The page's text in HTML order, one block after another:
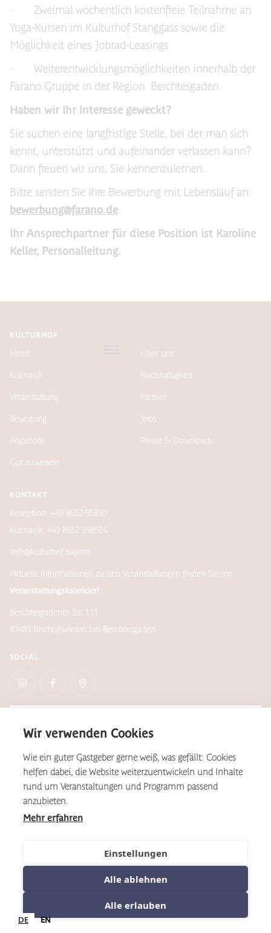
Wir verwenden Cookies
Wie ein guter Gastgeber gerne weiß, was gefällt: Cookies
helfen dabei, die Website weiterzuentwickeln und Inhalte
rund um Veranstaltungen und Programm passend
anzubieten.
Mehr erfahren
Einstellungen
Alle ablehnen
Alle erlauben
· Zweimal wöchentlich kostenfreie Teilnahme an
Yoga-Kursen im Kulturhof Stanggass sowie die
Möglichkeit eines Jobrad-Leasings
· Weiterentwicklungsmöglichkeiten innerhalb der
Farano Gruppe in der Region Berchtesgaden.
Haben wir Ihr Interesse geweckt?
Sie suchen eine langfristige Stelle, bei der man sich
kennt, unterstützt und aufeinander verlassen kann?
Dann freuen wir uns, Sie kennenzulernen.
Bitte senden Sie Ihre Bewerbung mit Lebenslauf an:
bewerbung@farano.de
Ihr Ansprechpartner für diese Position ist Karoline
Keller, Personalleitung.
KULTURHOF
Hotel
Kulinarik
Veranstaltung
Bewegung
Angebote
Gut zu wissen
Über uns
Nachhaltigkeit
Partner
Jobs
Presse & Downloads
KONTAKT
Rezeption: +49 8652 95850
Kulinarik: +49 8652 958524
info@kulturhof.bayern
Aktuelle Informationen zu den Veranstaltungen finden Sie im
Veranstaltungskalender!
Berchtesgadener Str. 111
83483 Bischofswiesen bei Berchtesgaden
SOCIAL
*Aus Gründen der Lesbarkeit wird auf dieser Website das
geschlechtsneutral zu verstehende, generische Maskulinum als
Formulierungsvariante verwendet. Dies gilt im Sinne der
Gleichbehandlung grundsätzlich für alle Geschlechter.
Datenschutz
AGB Impressum Cookies
Ab
dem
nächstmöglichen
DE EN